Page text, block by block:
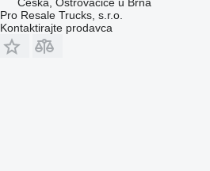
Pro Resale Trucks, s.r.o.
Kontaktirajte prodavca